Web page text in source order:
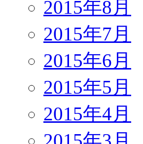
2015年8月
2015年7月
2015年6月
2015年5月
2015年4月